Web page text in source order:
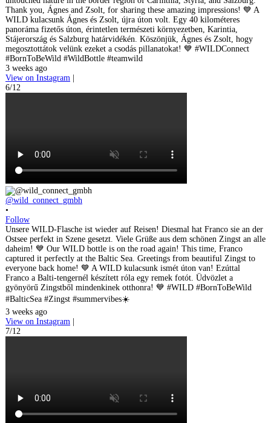
Thank you, Ágnes and Zsolt, for sharing these amazing impressions! 💙 A
WILD kulacsunk Ágnes és Zsolt, újra úton volt. Egy 40 kilométeres
panoráma fizetős úton, érintetlen természeti környezetben, Karintia,
Stájerország és Salzburg határvidékén. Köszönjük, Ágnes és Zsolt, hogy
megosztottátok velünk ezeket a csodás pillanatokat! 💙 #WILDConnect
#BornToBeWild #WildBottle #teamwild
3 weeks ago
View on Instagram |
6/12
@wild_connect_gmbh
•
Follow
Unsere WILD-Flasche ist wieder auf Reisen! Diesmal hat Franco sie an der
Ostsee perfekt in Szene gesetzt. Viele Grüße aus dem schönen Zingst an alle
daheim! 💙 Our WILD bottle is on the road again! This time, Franco
captured it perfectly at the Baltic Sea. Greetings from beautiful Zingst to
everyone back home! 💙 A WILD kulacsunk ismét úton van! Ezúttal
Franco a Balti-tengernél készített róla egy remek fotót. Üdvözlet a
gyönyörű Zingstből mindenkinek otthonra! 💙 #WILD #BornToBeWild
#BalticSea #Zingst #summervibes☀️
3 weeks ago
View on Instagram |
7/12